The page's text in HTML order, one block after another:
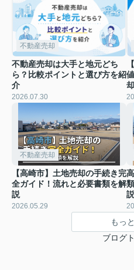
不動産売却
不動産売却は大手と地元どち
ら？比較ポイントと選び方を紹
介
2026.07.30
不動産売却
【高崎市】土地売却の手続き完
全ガイド！流れと必要書類を解
説
2026.05.29
もっ
ブログ